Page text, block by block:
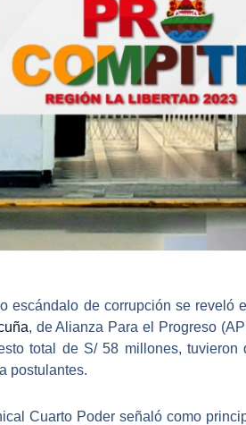
escándalo de corrupción se reveló
, de Alianza Para el Progreso
total de S/ 58 millones,
postulantes.
Cuarto Poderseñaló como